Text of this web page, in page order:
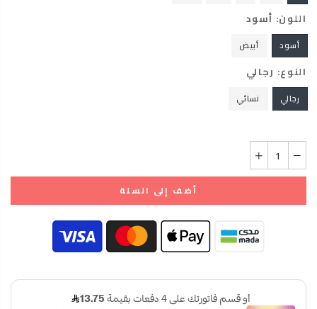
اللون: أسود
أسود أبيض
النوع: رجالي
رجالي نسائي
أضف إلى السلة